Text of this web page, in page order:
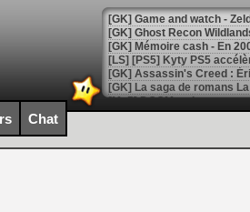
[Mo5] DOOM arrive en
[GK] Bethesda fête les 30
[GK] Roblox : l'action en
[GK] Agenda - GeForce
Chat